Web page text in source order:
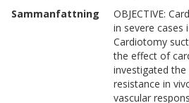
Sammanfattning
OBJECTIVE:
in severe cases
Cardiotomy
the effect of
investigated
resistance in
vascular